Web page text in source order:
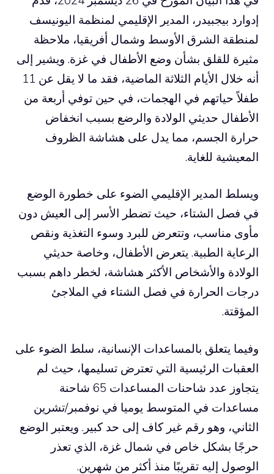
إدوارد بيجبيدر، المدير الإقليمي لمنظمة اليونيسف
لمنطقة الشرق الأوسط وشمال أفريقيا، ملاحظة
مثيرة للقلق بشأن وضع الأطفال في غزة. ويشير إلى
أنه خلال الأيام الثلاثة الماضية، فقد ما لا يقل عن 11
طفلاً حياتهم في الهجمات، في حين توفي أربعة من
الأطفال حديثي الولادة والرضع بسبب انخفاض
حرارة الجسم، مما يدل على هشاشة الظروف
المعيشية للغاية.
ويسلط المدير الإقليمي الضوء على خطورة الوضع
في فصل الشتاء، حيث تضطر الأسر إلى العيش دون
مأوى مناسب، وتتعرض للبرد وسوء التغذية ونقص
الرعاية الطبية. يتعرض الأطفال، وخاصة حديثي
الولادة والأشخاص الأكثر هشاشة، لخطر داهم بسبب
درجات الحرارة في فصل الشتاء في الملاجئ
المؤقتة.
وفيما يتعلق بالمساعدات الإنسانية، سلط الضوء على
العقبات الرئيسية التي تعترض تسليمها، حيث لم
يتجاوز عدد شاحنات المساعدات 65 شاحنة
مساعدات في المتوسط ​​يوميا في نوفمبر/تشرين
الثاني، وهو رقم غير كاف إلى حد كبير. ويعتبر الوضع
حرجًا بشكل خاص في شمال غزة، الذي تعذر
الوصول إليه تقريبًا منذ أكثر من شهرين.